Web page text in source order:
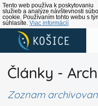
Tento web používa k poskytovaniu
služieb a analýze návštevnosti
cookie. Používaním tohto webu s
súhlasíte. Viac informácií
Články -
Zoznam